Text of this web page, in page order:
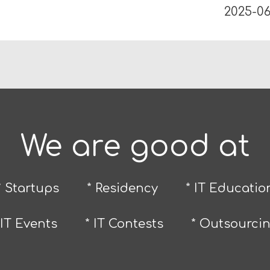
2025-
We are good at
Startups * Residency * IT
Events * IT Contests *